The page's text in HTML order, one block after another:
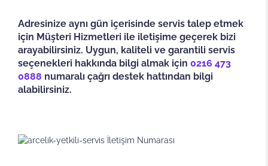
Adresinize aynı gün içerisinde servis talep etmek
için Müşteri Hizmetleri ile iletişime geçerek bizi
arayabilirsiniz. Uygun, kaliteli ve garantili servis
seçenekleri hakkında bilgi almak için 0216 473
0888 numaralı çağrı destek hattından bilgi
alabilirsiniz.